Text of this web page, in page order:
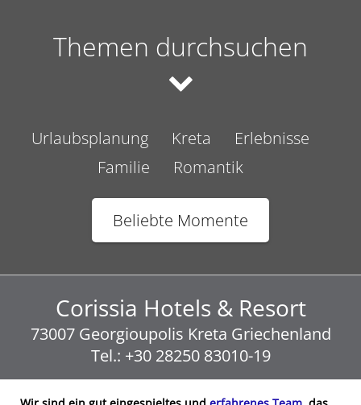
Themen durchsuchen
Urlaubsplanung Kreta
Erlebnisse
Familie
Romantik
Beliebte Momente
Corissia Hotels & Resort
73007 Georgioupolis Kreta Griechenland
Tel.: +30 28250 83010-19